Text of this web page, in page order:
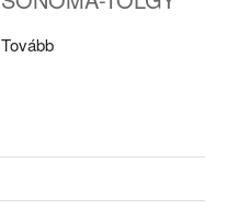
Tovább